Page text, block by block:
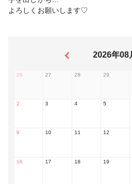
よろしくお願いします♡
2026年08
26 27 28 29
2 3 4 5
9 10 11 12
16 17 18 19